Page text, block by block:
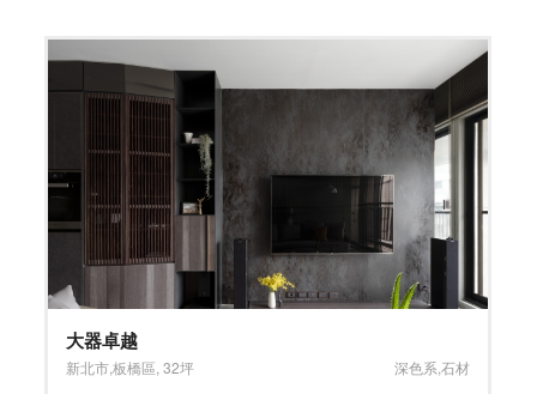
古典、深邃俐落
台北市,文山區 ,28坪 褐色系 ,木質